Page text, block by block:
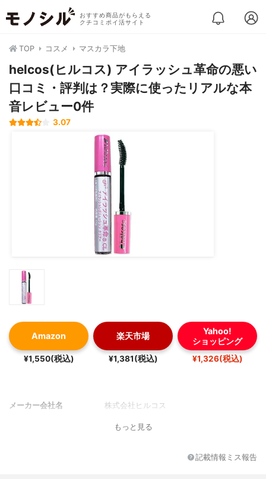
おすすめ商品がもらえる
クチコミポイ活サイト
TOP コスメ マスカラ下地
helcos(ヒルコス) アイラッシュ革命の悪い
口コミ・評判は？実際に使ったリアルな本
音レビュー0件
3.07
Amazon
¥1,550(税込)
楽天市場
¥1,381(税込)
Yahoo!
ショッピング
¥1,326(税込)
メーカー会社名 株式会社ヒルコス
もっと見る
記載情報ミス報告